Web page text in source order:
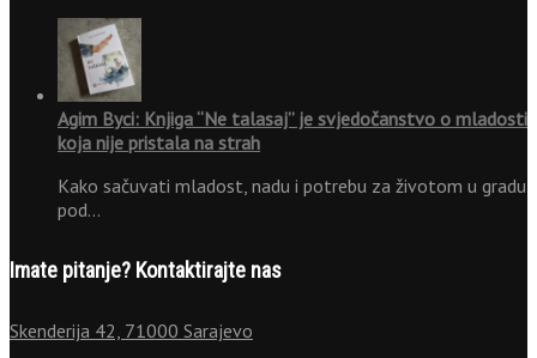
Agim Byci: Knjiga “Ne talasaj” je svjedočanstvo o mladosti
koja nije pristala na strah
Kako sačuvati mladost, nadu i potrebu za životom u gradu
pod…
Imate pitanje? Kontaktirajte nas
Skenderija 42, 71000 Sarajevo